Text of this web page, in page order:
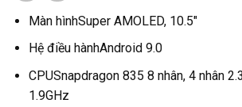
Màn hìnhSuper AMOLED, 10.5″
Hệ điều hànhAndroid 9.0
CPUSnapdragon 835 8 nhân, 4 nhân
1.9GHz